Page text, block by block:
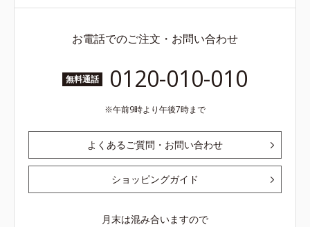
お電話でのご注文・お問い合わせ
無料通話 0120-010-010
午前9時より午後7時まで
よくあるご質問・お問い合わせ
ショッピングガイド
月末は混み合いますので